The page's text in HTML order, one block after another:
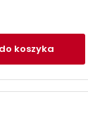
do koszyka